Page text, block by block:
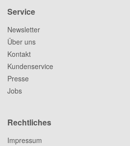
Service
Newsletter
Über uns
Kontakt
Kundenservice
Presse
Jobs
Rechtliches
Impressum